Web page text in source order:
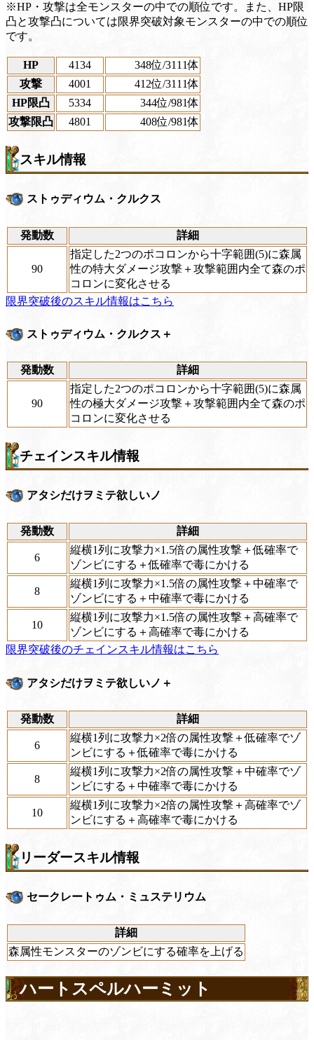
※HP・攻撃は全モンスターの中での順位です。また、HP限
凸と攻撃凸については限界突破対象モンスターの中での順位
です。
HP 4134 348位/3111体
攻撃
4001 412位/3111体
HP限凸
5334 344位/981体
攻撃限凸
4801 408位/981体
スキル情報
ストゥディウム・クルクス
発動数 詳細
90
指定した2つのポコロンから十字範囲(5)に森属
性の特大ダメージ攻撃＋攻撃範囲内全て森のポ
コロンに変化させる
限界突破後のスキル情報はこちら
ストゥディウム・クルクス＋
発動数 詳細
90
指定した2つのポコロンから十字範囲(5)に森属
性の極大ダメージ攻撃＋攻撃範囲内全て森のポ
コロンに変化させる
チェインスキル情報
アタシだけヲミテ欲しいノ
発動数 詳細
6
縦横1列に攻撃力×1.5倍の属性攻撃＋低確率で
ゾンビにする＋低確率で毒にかける
8
縦横1列に攻撃力×1.5倍の属性攻撃＋中確率で
ゾンビにする＋中確率で毒にかける
10
縦横1列に攻撃力×1.5倍の属性攻撃＋高確率で
ゾンビにする＋高確率で毒にかける
限界突破後のチェインスキル情報はこちら
アタシだけヲミテ欲しいノ＋
発動数 詳細
6
縦横1列に攻撃力×2倍の属性攻撃＋低確率でゾ
ンビにする＋低確率で毒にかける
8
縦横1列に攻撃力×2倍の属性攻撃＋中確率でゾ
ンビにする＋中確率で毒にかける
10
縦横1列に攻撃力×2倍の属性攻撃＋高確率でゾ
ンビにする＋高確率で毒にかける
リーダースキル情報
セークレートゥム・ミュステリウム
詳細
森属性モンスターのゾンビにする確率を上げる
ハートスペルハーミット